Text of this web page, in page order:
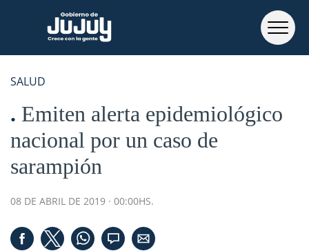
SALUD
Emiten alerta epidemiológico
nacional por un caso de
sarampión
08 DE ABRIL DE 2019 · 00:00HS.